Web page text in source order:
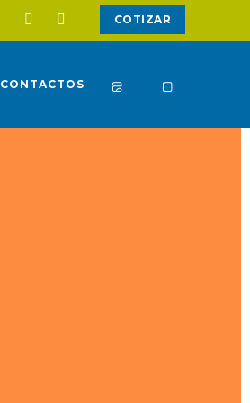
COTIZAR
CONTACTOS